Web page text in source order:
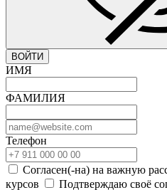
ВОЙТИ
ИМЯ
ФАМИЛИЯ
Телефон
Согласен(-на) на важную
курсов
Подтверждаю своё